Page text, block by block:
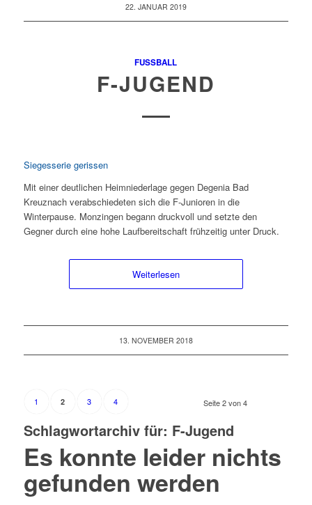
22. JANUAR 2019
FUSSBALL
F-JUGEND
Siegesserie gerissen
Mit einer deutlichen Heimniederlage gegen Degenia Bad
Kreuznach verabschiedeten sich die F-Junioren in die
Winterpause. Monzingen begann druckvoll und setzte den
Gegner durch eine hohe Laufbereitschaft frühzeitig unter Druck.
Weiterlesen
13. NOVEMBER 2018
Seite 2 von 4
1 2 3 4
Schlagwortarchiv für: F-Jugend
Es konnte leider nichts
gefunden werden